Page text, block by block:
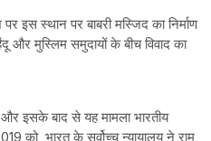
स्थान पर बाबरी मस्जिद का निर्माण
और मुस्लिम समुदायों के बीच विवाद का
और इसके बाद से यह मामला भारतीय
को, भारत के सर्वोच्च न्यायालय ने राम